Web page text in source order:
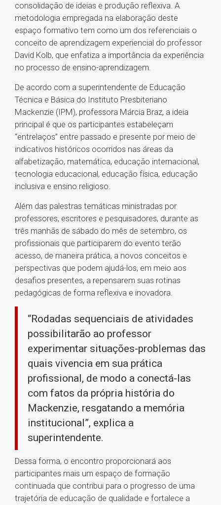
consolidação de ideias e produção reflexiva. A
metodologia empregada na elaboração deste
espaço formativo tem como um dos referenciais o
conceito de aprendizagem experiencial do professor
David Kolb, que enfatiza a importância da experiência
no processo de ensino-aprendizagem.
De acordo com a superintendente de Educação
Técnica e Básica do Instituto Presbiteriano
Mackenzie (IPM), professora Márcia Braz, a ideia
principal é que os participantes estabeleçam
“entrelaços” entre passado e presente por meio de
indicativos históricos ocorridos nas áreas da
alfabetização, matemática, educação internacional,
tecnologia educacional, educação física, educação
inclusiva e ensino religioso.
Além das palestras temáticas ministradas por
professores, escritores e pesquisadores, durante as
três manhãs de sábado do mês de setembro, os
profissionais que participarem do evento terão
acesso, de maneira prática, a novos conceitos e
perspectivas que podem ajudá-los, em meio aos
desafios presentes, a repensarem suas rotinas
pedagógicas de forma reflexiva e inovadora.
“Rodadas sequenciais de atividades
possibilitarão ao professor
experimentar situações-problemas das
quais vivencia em sua prática
profissional, de modo a conectá-las
com fatos da própria história do
Mackenzie, resgatando a memória
institucional”, explica a
superintendente.
Dessa forma, o encontro proporcionará aos
participantes mais um espaço de formação
continuada que contribui para o progresso de uma
trajetória de educação de qualidade e fortalece a